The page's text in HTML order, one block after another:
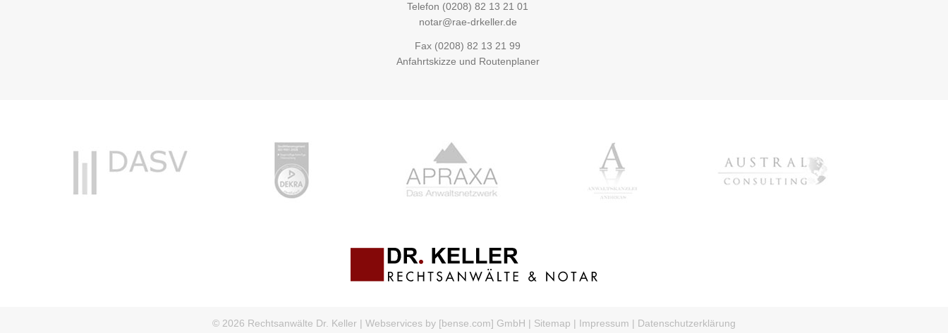
Telefon (0208) 82 13 21 01
notar@rae-drkeller.de
Fax (0208) 82 13 21 99
Anfahrtskizze und Routenplaner
© 2026 Rechtsanwälte Dr. Keller | Webservices by [bense.com] GmbH | Sitemap | Impressum | Datenschutzerklärung